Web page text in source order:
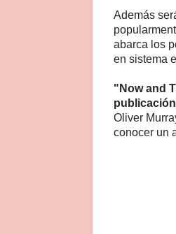
Además
abarca los
en sistema
"Now and
Oliver
conocer un